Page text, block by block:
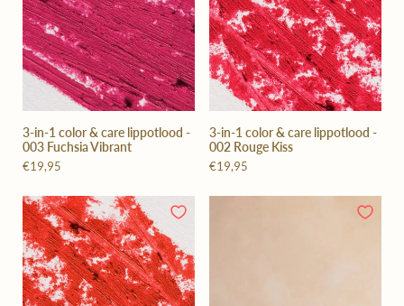
3-in-1 color & care lippotlood -
003 Fuchsia Vibrant
€19,95
3-in-1 color & care lippotlood -
002 Rouge Kiss
€19,95